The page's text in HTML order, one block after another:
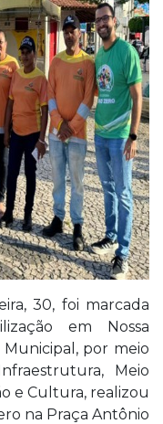
30, foi marcada
em Nossa
por meio
Meio
e Cultura, realizou
na Praça Antônio